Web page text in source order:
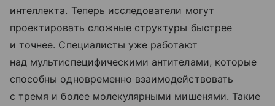
интеллекта. Теперь исследователи могут
проектировать сложные структуры быстрее
и точнее. Специалисты уже работают
над мультиспецифическими антителами, которые
способны одновременно взаимодействовать
с тремя и более молекулярными мишенями. Такие